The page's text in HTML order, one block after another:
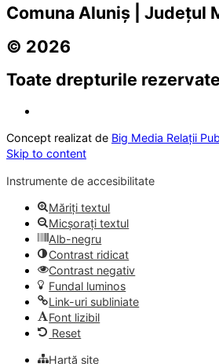
Comuna Aluniș | Județul
© 2026
Toate drepturile rezervate
Concept realizat de Big Media Relații
Skip to content
Instrumente de accesibilitate
Măriți textul
Micșorați textul
Alb-negru
Contrast ridicat
Contrast negativ
Fundal luminos
Link-uri subliniate
Font lizibil
Reset
Hartă site